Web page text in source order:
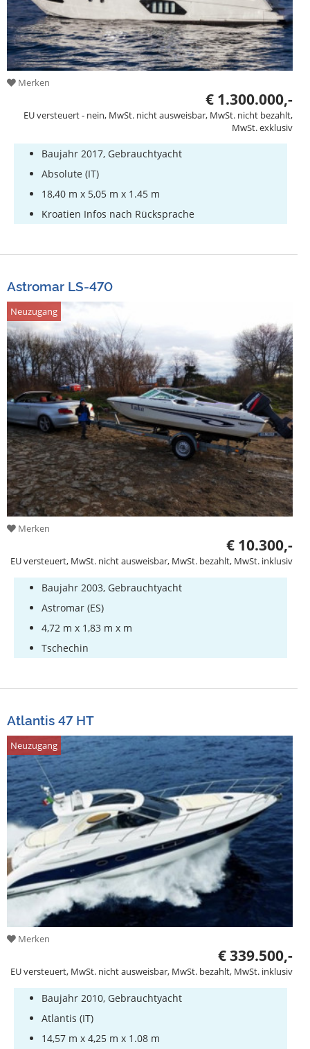
Merken
€ 1.300.000,-
EU versteuert - nein, MwSt. nicht ausweisbar, MwSt. nicht bezahlt,
MwSt. exklusiv
Baujahr 2017, Gebrauchtyacht
Absolute (IT)
18,40 m x 5,05 m x 1.45 m
Kroatien Infos nach Rücksprache
Astromar LS-470
Neuzugang
Merken
€ 10.300,-
EU versteuert, MwSt. nicht ausweisbar, MwSt. bezahlt, MwSt. inklusiv
Baujahr 2003, Gebrauchtyacht
Astromar (ES)
4,72 m x 1,83 m x m
Tschechin
Atlantis 47 HT
Neuzugang
Merken
€ 339.500,-
EU versteuert, MwSt. nicht ausweisbar, MwSt. bezahlt, MwSt. inklusiv
Baujahr 2010, Gebrauchtyacht
Atlantis (IT)
14,57 m x 4,25 m x 1.08 m